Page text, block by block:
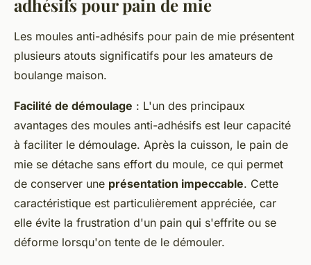
adhésifs pour pain de mie
Les moules anti-adhésifs pour pain de mie présentent
plusieurs atouts significatifs pour les amateurs de
boulange maison.
Facilité de démoulage : L'un des principaux
avantages des moules anti-adhésifs est leur capacité
à faciliter le démoulage. Après la cuisson, le pain de
mie se détache sans effort du moule, ce qui permet
de conserver une présentation impeccable. Cette
caractéristique est particulièrement appréciée, car
elle évite la frustration d'un pain qui s'effrite ou se
déforme lorsqu'on tente de le démouler.